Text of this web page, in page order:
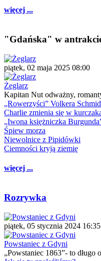
więcej ...
"Gdańska" w
piątek, 02 maja 2025 08:00
Żeglarz
Kapitan Nut odważny,
„Rowerzyści” Volkera
Charlie zmienia się w
„Iwona księżniczka
Śpiew morza
Niewolnice z Pipidówki
Ciemności kryją ziemię
więcej ...
Rozrywka
piątek, 05 stycznia 2024 16:35
Powstaniec z Gdyni
„Powstaniec 1863”- to